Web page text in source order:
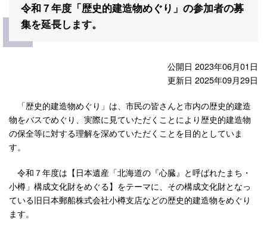
令和７年度「歴史的建造物めぐり」の参加者の募
集を延長します。
公開日 2023年06月01日
更新日 2025年09月29日
「歴史的建造物めぐり」は、市民の皆さんと市内の歴史的建造
物をバスでめぐり、実際に見ていただくことにより歴史的建造物
の保全等に対する理解を深めていただくことを目的としていま
す。
令和７年度は【日本遺産「北海道の『心臓』と呼ばれたまち・
小樽」構成文化財をめぐる】をテーマに、その構成文化財となっ
ている旧日本郵船株式会社小樽支店などの歴史的建造物をめぐり
ます。